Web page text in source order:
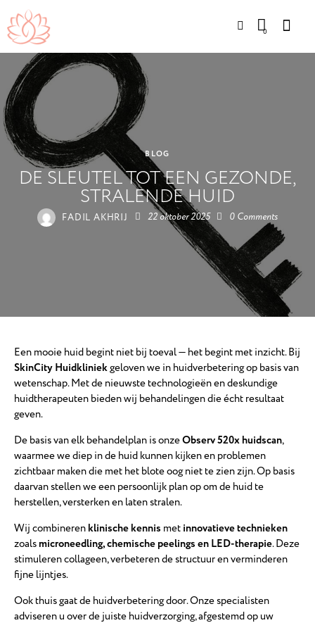
0
BLOG
DE SLEUTEL TOT EEN GEZONDE,
STRALENDE HUID
FADIL AKHRIJ 22 oktober 2025 0 Comments
Een mooie huid begint niet bij toeval — het begint met inzicht. Bij
SkinCity Huidkliniekgeloven we in huidverbetering op basis van
wetenschap. Met de nieuwste technologieën en deskundige
huidtherapeuten bieden wij behandelingen die écht resultaat
geven.
De basis van elk behandelplan is onzeObserv 520x huidscan,
waarmee we diep in de huid kunnen kijken en problemen
zichtbaar maken die met het blote oog niet te zien zijn. Op basis
daarvan stellen we een persoonlijk plan op om de huid te
herstellen, versterken en laten stralen.
Wij combinerenklinische kennis metinnovatieve technieken
zoalsmicroneedling, chemische peelings en LED-therapie. Deze
stimuleren collageen, verbeteren de structuur en verminderen
fijne lijntjes.
Ook thuis gaat de huidverbetering door. Onze specialisten
adviseren u over de juiste huidverzorging, afgestemd op uw